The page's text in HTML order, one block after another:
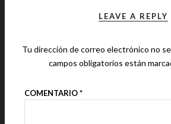
LEAVE A REPLY
Tu dirección de correo electrónico no
campos obligatorios están
COMENTARIO*